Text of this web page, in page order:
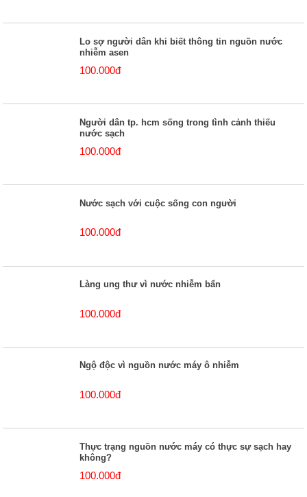
Lo sợ người dân khi biết thông tin nguồn nước
nhiễm asen
100.000đ
Người dân tp. hcm sống trong tình cảnh thiếu
nước sạch
100.000đ
Nước sạch với cuộc sống con người
100.000đ
Làng ung thư vì nước nhiễm bẩn
100.000đ
Ngộ độc vì nguồn nước máy ô nhiễm
100.000đ
Thực trạng nguồn nước máy có thực sự sạch hay
không?
100.000đ